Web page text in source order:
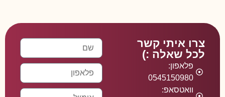
צרו איתי קשר
לכל שאלה :)
פלאפון:
0545150980
וואטסאפ: